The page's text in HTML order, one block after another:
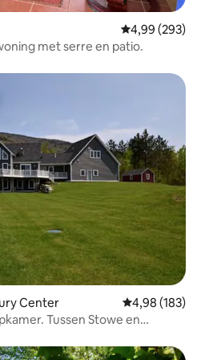
Gemiddelde
4,99 (293)
met serre en patio.
Center Gemiddelde
4,98 (183)
Tussen Stowe en